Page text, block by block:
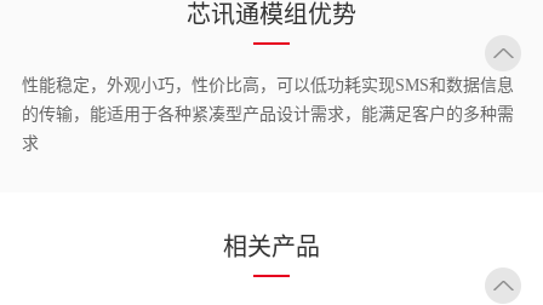
芯讯通模组优势
性能稳定，外观小巧，性价比高，可以低功耗实现SMS和数据信息
的传输，能适用于各种紧凑型产品设计需求，能满足客户的多种需
求
相关产品